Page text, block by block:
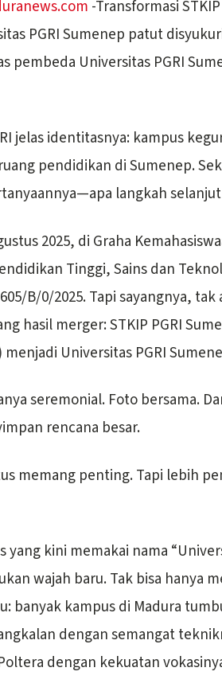
-Transformasi
PGRI Sumenep patut
pembeda Universitas PGRI
jelas identitasnya: kampus
pendidikan di Sumenep.
langkah
2025, di Graha
Tinggi, Sains dan
B/0/2025. Tapi sayangnya,
hasil merger: STKIP PGRI
menjadi Universitas PGRI
seremonial. Foto bersama.
rencana besar.
memang penting. Tapi lebih
yang kini memakai nama
wajah baru. Tak bisa hanya
banyak kampus di Madura
dengan semangat
dengan kekuatan